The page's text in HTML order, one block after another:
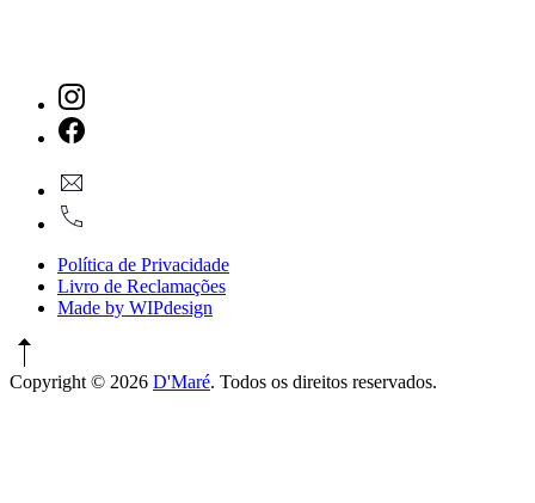
New
Window
Window
Política de Privacidade
Livro de Reclamações
Made by WIPdesign
Copyright © 2026 D'Maré. Todos os direitos reservados.